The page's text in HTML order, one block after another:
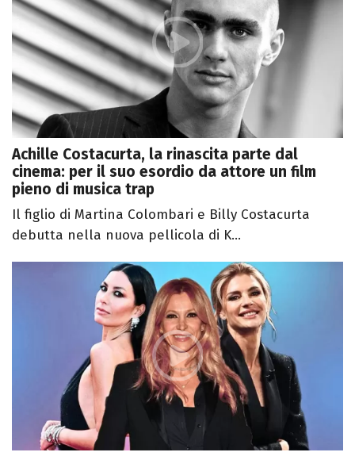
Achille Costacurta, la rinascita parte dal
cinema: per il suo esordio da attore un film
pieno di musica trap
Il figlio di Martina Colombari e Billy Costacurta
debutta nella nuova pellicola di K...